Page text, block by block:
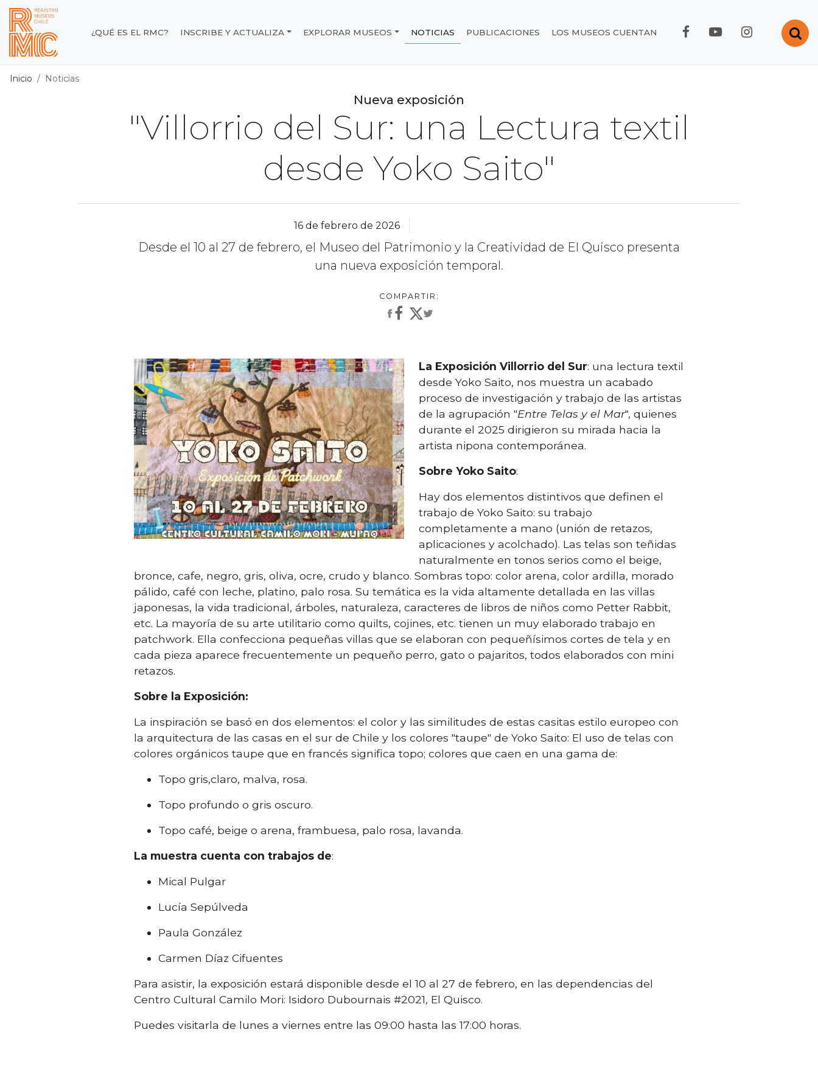
Contenido principal
Registro de Museos de Chile
¿QUÉ ES EL RMC? INSCRIBE Y ACTUALIZA EXPLORAR MUSEOS NOTICIAS PUBLICACIONES LOS MUSEOS CUENTAN FACEBOOK RMC
YOUTUBE RMC
Inicio Noticias
Nueva exposición
"Villorrio del Sur: una Lectura textil
desde Yoko Saito"
16 de febrero de 2026
Desde el 10 al 27 de febrero, el Museo del Patrimonio y la Creatividad de El Quisco presenta
una nueva exposición temporal.
La Exposición Villorrio del Sur: una lectura textil
desde Yoko Saito, nos muestra un acabado
proceso de investigación y trabajo de las artistas
de la agrupación "Entre Telas y el Mar", quienes
durante el 2025 dirigieron su mirada hacia la
artista nipona contemporánea.
Sobre Yoko Saito:
Hay dos elementos distintivos que definen el
trabajo de Yoko Saito: su trabajo
completamente a mano (unión de retazos,
aplicaciones y acolchado). Las telas son teñidas
naturalmente en tonos serios como el beige,
bronce, cafe, negro, gris, oliva, ocre, crudo y blanco. Sombras topo: color arena, color ardilla, morado
pálido, café con leche, platino, palo rosa. Su temática es la vida altamente detallada en las villas
japonesas, la vida tradicional, árboles, naturaleza, caracteres de libros de niños como Petter Rabbit,
etc. La mayoría de su arte utilitario como quilts, cojines, etc. tienen un muy elaborado trabajo en
patchwork. Ella confecciona pequeñas villas que se elaboran con pequeñísimos cortes de tela y en
cada pieza aparece frecuentemente un pequeño perro, gato o pajaritos, todos elaborados con mini
retazos.
Sobre la Exposición:
La inspiración se basó en dos elementos: el color y las similitudes de estas casitas estilo europeo con
la arquitectura de las casas en el sur de Chile y los colores "taupe" de Yoko Saito: El uso de telas con
colores orgánicos taupe que en francés significa topo; colores que caen en una gama de:
Topo gris,claro, malva, rosa.
Topo profundo o gris oscuro.
Topo café, beige o arena, frambuesa, palo rosa, lavanda.
La muestra cuenta con trabajos de:
Mical Pulgar
Lucía Sepúlveda
Paula González
Carmen Díaz Cifuentes
Para asistir, la exposición estará disponible desde el 10 al 27 de febrero, en las dependencias del
Centro Cultural Camilo Mori: Isidoro Dubournais #2021, El Quisco.
Puedes visitarla de lunes a viernes entre las 09:00 hasta las 17:00 horas.